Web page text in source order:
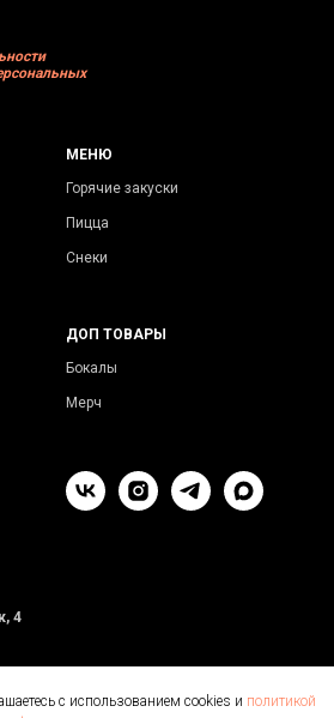
МЕНЮ
Горячие закуски
Пицца
Снеки
ДОП ТОВАРЫ
Бокалы
Мерч
4
с использованием cookies и политикой